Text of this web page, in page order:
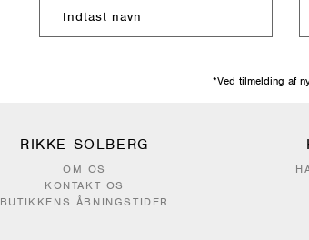
*Ved tilmelding af
RIKKE SOLBERG
OM OS
KONTAKT OS
BUTIKKENS ÅBNINGSTIDER